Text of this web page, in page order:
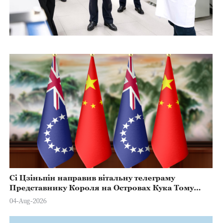
Сі Цзіньпін направив вітальну телеграму
Представнику Короля на Островах Кука Тому
Марстерсу з нагоди Дня Конституції
04-Aug-2026